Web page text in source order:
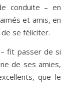
conduite – en
et amis, en
se féliciter.
fit passer de si
de ses amies,
que le